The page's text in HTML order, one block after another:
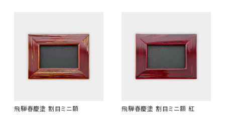
飛騨春慶塗 割目ミニ額 飛騨春慶塗 割目ミニ額 紅